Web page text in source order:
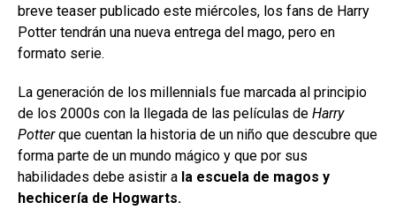
breve teaser publicado este miércoles, los fans de Harry
Potter tendrán una nueva entrega del mago, pero en
formato serie.
La generación de los millennials fue marcada al principio
de los 2000s con la llegada de las películas de Harry
Potterque cuentan la historia de un niño que descubre que
forma parte de un mundo mágico y que por sus
habilidades debe asistir a la escuela de magos y
hechicería de Hogwarts.